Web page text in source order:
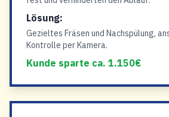
Lösung:
Gezieltes Fräsen und Nachspülung,
Kontrolle per Kamera.
Kunde sparte ca. 1.150€